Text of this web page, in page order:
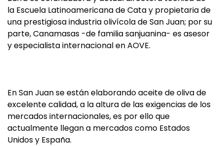
la Escuela Latinoamericana de Cata y propietaria de
una prestigiosa industria olivícola de San Juan; por su
parte, Canamasas -de familia sanjuanina- es asesor
y especialista internacional en AOVE.
En San Juan se están elaborando aceite de oliva de
excelente calidad, a la altura de las exigencias de los
mercados internacionales, es por ello que
actualmente llegan a mercados como Estados
Unidos y España.